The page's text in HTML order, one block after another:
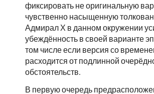
фиксировать не оригинальную
чувственно насыщенную
Адмирал Х в данном окружении
убеждённость в своей варианте
том числе если версия со
расходится от подлинной
обстоятельств.
В первую очередь